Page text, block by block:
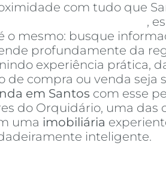
com tudo que
,
o mesmo: busque
profundamente da
experiência prática,
de compra ou venda seja
em Santos com esse
do Orquidário, uma
uma imobiliária
inteligente.